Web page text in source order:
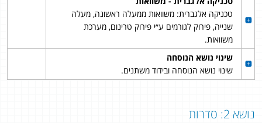
טכניקה אלגברית: משוואות ממעלה ראשונה, מעלה
שנייה, פירוק לגורמים ע״י פירוק טרינום, מערכת
משוואות.
שינוי נושא הנוסחה
שינוי נושא הנוסחה ובידוד משתנים.
נושא 2: סדרות